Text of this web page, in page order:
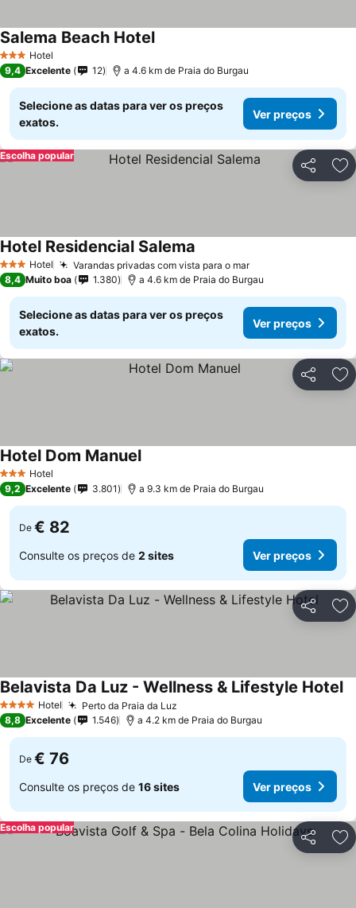
3 EstrelasHotel
Salema Beach Hotel
9,4 Excelente 12 a 4.6 km de Praia do Burgau
Selecione as datas para ver os preços
exatos.
Ver preços
Partilhar
Escolha popular
3 EstrelasHotel Varandas privadas com vista para o mar
Hotel Residencial Salema
8,4 Muito boa 1.380 a 4.6 km de Praia do Burgau
Selecione as datas para ver os preços
exatos.
Ver preços
Partilhar
3 EstrelasHotel
Hotel Dom Manuel
9,2 Excelente 3.801 a 9.3 km de Praia do Burgau
De € 82
Consulte os preços de 2 sites Ver preços
Partilhar
4 EstrelasHotel Perto da Praia da Luz
Belavista Da Luz - Wellness & Lifestyle Hotel
8,8 Excelente 1.546 a 4.2 km de Praia do Burgau
De € 76
Consulte os preços de 16 sites Ver preços
Partilhar
Escolha popular